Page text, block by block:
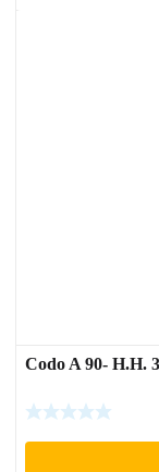
Codo A 90- H.H.